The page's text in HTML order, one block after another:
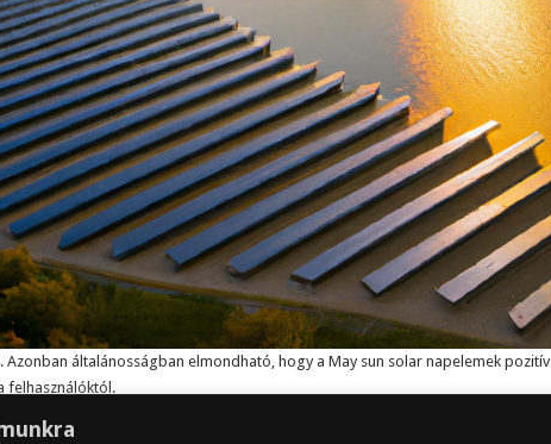
általánosságban elmondható, hogy a May sun solar napelemek pozitív
felhasználóktól.
napelemek egy nagyszerű választás lehetnek azoknak, akik keresik a hatékony